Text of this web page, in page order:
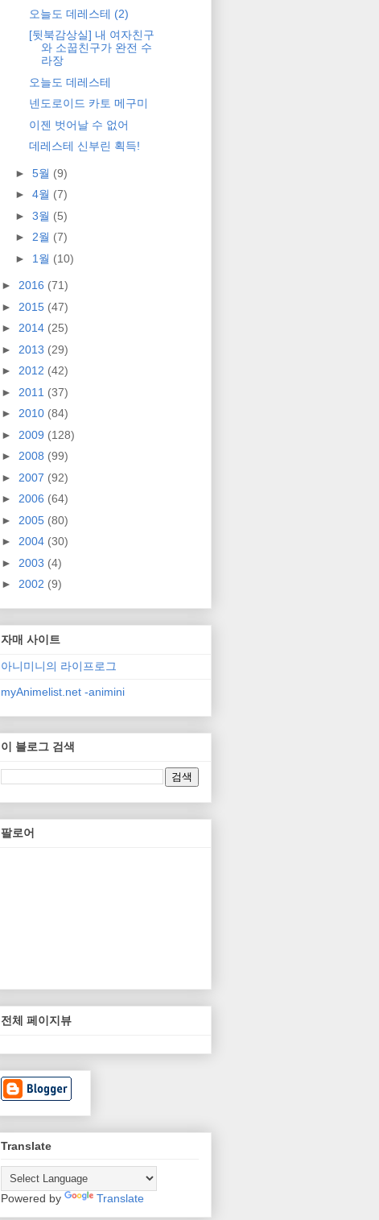
오늘도 데레스테 (2)
[뒷북감상실] 내 여자친구
와 소꿉친구가 완전 수
라장
오늘도 데레스테
넨도로이드 카토 메구미
이젠 벗어날 수 없어
데레스테 신부린 획득!
► 5월 (9)
► 4월 (7)
► 3월 (5)
► 2월 (7)
► 1월 (10)
► 2016 (71)
► 2015 (47)
► 2014 (25)
► 2013 (29)
► 2012 (42)
► 2011 (37)
► 2010 (84)
► 2009 (128)
► 2008 (99)
► 2007 (92)
► 2006 (64)
► 2005 (80)
► 2004 (30)
► 2003 (4)
► 2002 (9)
자매 사이트
아니미니의 라이프로그
myAnimelist.net -animini
이 블로그 검색
팔로어
전체 페이지뷰
Translate
Powered by Translate